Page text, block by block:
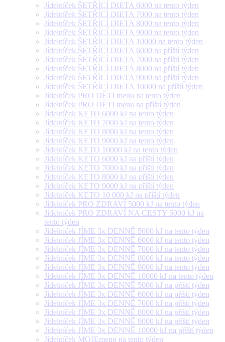
Jídelníček ŠETŘÍCÍ DIETA 6000 na tento týden
Jídelníček ŠETŘÍCÍ DIETA 7000 na tento týden
Jídelníček ŠETŘÍCÍ DIETA 8000 na tento týden
Jídelníček ŠETŘÍCÍ DIETA 9000 na tento týden
Jídelníček ŠETŘÍCÍ DIETA 10000 na tento týden
Jídelníček ŠETŘÍCÍ DIETA 6000 na příští týden
Jídelníček ŠETŘÍCÍ DIETA 7000 na příští týden
Jídelníček ŠETŘÍCÍ DIETA 8000 na příští týden
Jídelníček ŠETŘÍCÍ DIETA 9000 na příští týden
Jídelníček ŠETŘÍCÍ DIETA 10000 na příští týden
Jídelníček PRO DĚTI menu na tento týden
Jídelníček PRO DĚTI menu na příští týden
Jídelníček KETO 6000 kJ na tento týden
Jídelníček KETO 7000 kJ na tento týden
Jídelníček KETO 8000 kJ na tento týden
Jídelníček KETO 9000 kJ na tento týden
Jídelníček KETO 10000 kJ na tento týden
Jídelníček KETO 6000 kJ na příští týden
Jídelníček KETO 7000 kJ na příští týden
Jídelníček KETO 8000 kJ na příští týden
Jídelníček KETO 9000 kJ na příští týden
Jídelníček KETO 10 000 kJ na příští týden
Jídelníček PRO ZDRAVÍ 5000 kJ na tento týden
Jídelníček PRO ZDRAVÍ NA CESTY 5000 kJ na
tento týden
Jídelníček JÍME 3x DENNĚ 5000 kJ na tento týden
Jídelníček JÍME 3x DENNĚ 6000 kJ na tento týden
Jídelníček JÍME 3x DENNĚ 7000 kJ na tento týden
Jídelníček JÍME 3x DENNĚ 8000 kJ na tento týden
Jídelníček JÍME 3x DENNĚ 9000 kJ na tento týden
Jídelníček JÍME 3x DENNĚ 10000 kJ na tento týden
Jídelníček JÍME 3x DENNĚ 5000 kJ na příští týden
Jídelníček JÍME 3x DENNĚ 6000 kJ na příští týden
Jídelníček JÍME 3x DENNĚ 7000 kJ na příští týden
Jídelníček JÍME 3x DENNĚ 8000 kJ na příští týden
Jídelníček JÍME 3x DENNĚ 9000 kJ na příští týden
Jídelníček JÍME 3x DENNĚ 10000 kJ na příští týden
Jídelníček MOJEmenu na tento týden